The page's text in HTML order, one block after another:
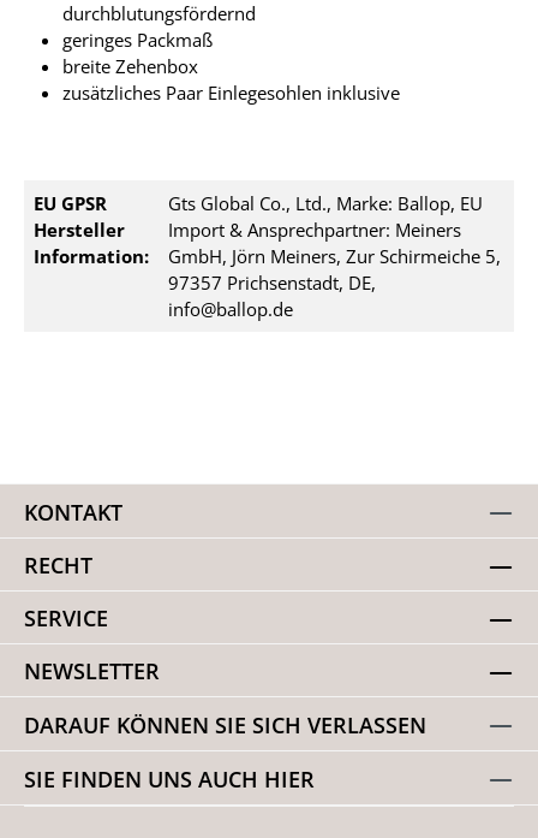
durchblutungsfördernd
geringes Packmaß
breite Zehenbox
zusätzliches Paar Einlegesohlen inklusive
EU GPSR
Hersteller
Information:
Gts Global Co., Ltd., Marke: Ballop, EU
Import & Ansprechpartner: Meiners
GmbH, Jörn Meiners, Zur Schirmeiche 5,
97357 Prichsenstadt, DE,
info@ballop.de
KONTAKT
RECHT
SERVICE
NEWSLETTER
DARAUF KÖNNEN SIE SICH VERLASSEN
SIE FINDEN UNS AUCH HIER